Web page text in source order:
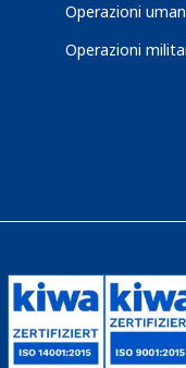
Operazioni
Operazioni